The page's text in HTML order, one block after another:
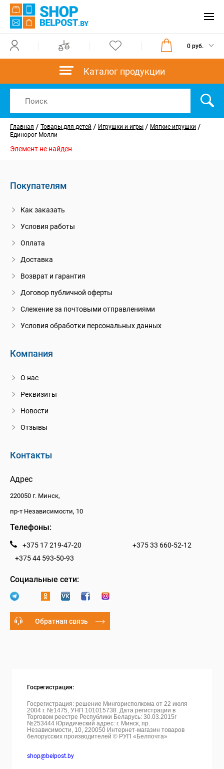
0 руб.
Каталог продукции
Главная / Товары для детей / Игрушки и игры / Мягкие игрушки /
Единорог Молли
Элемент не найден
Покупателям
Как заказать
Условия работы
Оплата
Доставка
Возврат и гарантия
Договор публичной оферты
Слежение за почтовыми отправлениями
Условия обработки персональных данных
Компания
О нас
Реквизиты
Новости
Отзывы
Контакты
Адрес
220050 г. Минск,
пр-т Независимости, 10
Телефоны:
+375 17 219-47-20
+375 33 660-52-12
+375 44 593-50-93
Социальные сети:
Обратная связь
Госрегистрация:
Госрегистрация: решение Мингорисполкома от 22 июля
2004 г. №1475, УНП 101015738. Дата регистрации в
Торговом реестре Республики Беларусь: 30.03.2015г
№253444 Юридический адрес: г. Минск, пр.
Независимости, 10, 220050 Интернет-магазин товаров
белорусских производителей © РУП «Белпочта»
shop@belpost.by